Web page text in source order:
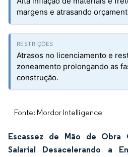
margens e atrasando
Atrasos no licenciamento e
zoneamento prolongando as
construção.
Fonte: Mordor Intelligence
Escassez de Mão de Obra
Salarial Desacelerando a